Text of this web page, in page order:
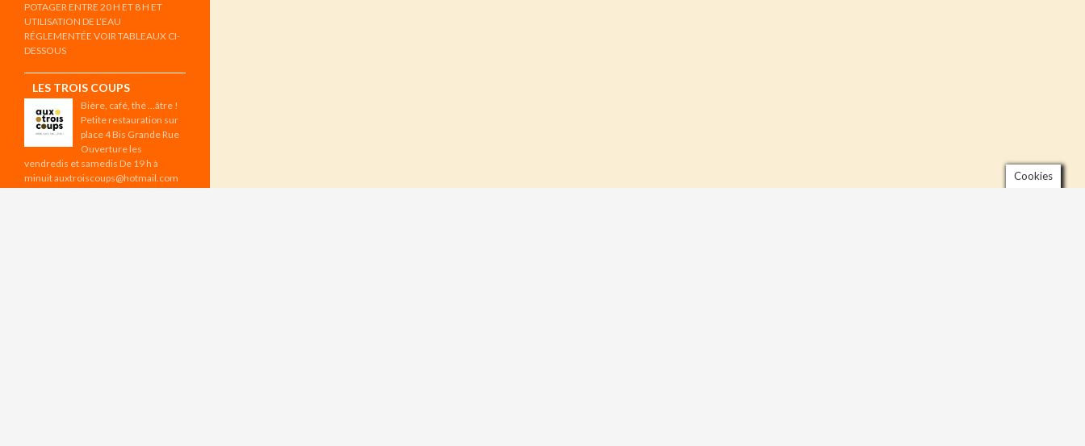
POTAGER ENTRE 20 H ET 8 H ET
UTILISATION DE L’EAU
RÉGLEMENTÉE VOIR TABLEAUX CI-
DESSOUS
LES TROIS COUPS
Bière, café, thé …âtre !
Petite restauration sur
place 4 Bis Grande Rue
Ouverture les
vendredis et samedis De 19 h à
minuit auxtroiscoups@hotmail.com
Cookies